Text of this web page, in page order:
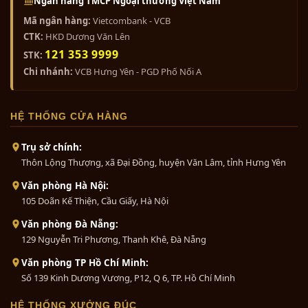
màu vàng mang lại.
sự...
Bộ đồ thờ bằng đồng ngũ sự ngũ...
Bát hương đồng khảm ngu sắc cao
0₫
Mã ngân hàng: Vietcombank - VCB
CTK: HKD Dương Văn Lên
STK: 121 353 9999
Chi nhánh: VCB Hưng Yên - PGD Phố Nối A
HỆ THỐNG CỬA HÀNG
Trụ sở chính:
Thôn Lộng Thượng, xã Đại Đồng, huyện Văn Lâm, tỉnh Hưng Yên
Văn phòng Hà Nội:
105 Doãn Kế Thiện, Cầu Giấy, Hà Nội
Văn phòng Đà Nẵng:
129 Nguyễn Tri Phương, Thanh Khê, Đà Nẵng
Văn phòng TP Hồ Chí Minh:
Số 139 Kinh Dương Vương, P12, Q 6, TP. Hồ Chí Minh
HỆ THỐNG XƯỞNG ĐÚC